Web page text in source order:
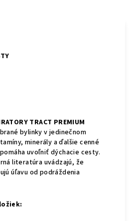
TRACT PREMIUM
bylinky v jedinečnom
minerály a ďalšie cenné
uvoľniť dýchacie cesty.
literatúra uvádzajú, že
úľavu od podráždenia